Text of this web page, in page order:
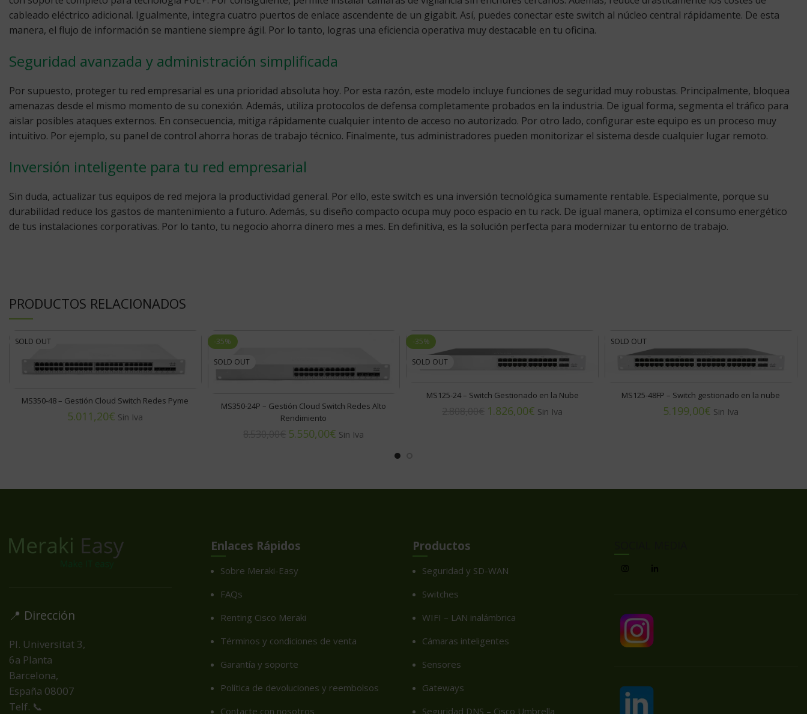
cableado eléctrico adicional. Igualmente, integra cuatro puertos de enlace ascendente de un gigabit. Así, puedes conectar este switch al núcleo central rápidamente. De esta
manera, el flujo de información se mantiene siempre ágil. Por lo tanto, logras una eficiencia operativa muy destacable en tu oficina.
Seguridad avanzada y administración simplificada
Por supuesto, proteger tu red empresarial es una prioridad absoluta hoy. Por esta razón, este modelo incluye funciones de seguridad muy robustas. Principalmente, bloquea
amenazas desde el mismo momento de su conexión. Además, utiliza protocolos de defensa completamente probados en la industria. De igual forma, segmenta el tráfico para
aislar posibles ataques externos. En consecuencia, mitiga rápidamente cualquier intento de acceso no autorizado. Por otro lado, configurar este equipo es un proceso muy
intuitivo. Por ejemplo, su panel de control ahorra horas de trabajo técnico. Finalmente, tus administradores pueden monitorizar el sistema desde cualquier lugar remoto.
Inversión inteligente para tu red empresarial
Sin duda, actualizar tus equipos de red mejora la productividad general. Por ello, este switch es una inversión tecnológica sumamente rentable. Especialmente, porque su
durabilidad reduce los gastos de mantenimiento a futuro. Además, su diseño compacto ocupa muy poco espacio en tu rack. De igual manera, optimiza el consumo energético
de tus instalaciones corporativas. Por lo tanto, tu negocio ahorra dinero mes a mes. En definitiva, es la solución perfecta para modernizar tu entorno de trabajo.
PRODUCTOS RELACIONADOS
SOLD OUT
MS350-48 – Gestión Cloud Switch Redes Pyme
€
-35%
SOLD OUT
MS350-24P – Gestión Cloud Switch Redes Alto
Rendimiento
5.550,00€
-35%
SOLD OUT
MS125-24 – Switch Gestionado en la Nube
1.826,00€
SOLD OUT
MS125-48FP – Switch gestionado en la nube
€
📍 Dirección
Pl. Universitat 3,
6a Planta
Barcelona,
España 08007
Telf. 📞
Enlaces Rápidos
Sobre Meraki-Easy
FAQs
Renting Cisco Meraki
Términos y condiciones de venta
Garantía y soporte
Política de devoluciones y reembolsos
Contacte con nosotros
Productos
Seguridad y SD-WAN
Switches
WIFI – LAN inalámbrica
Cámaras inteligentes
Sensores
Gateways
Seguridad DNS – Cisco Umbrella